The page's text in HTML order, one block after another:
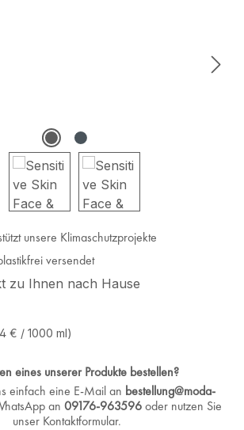
unsere Klimaschutzprojekte
versendet
zu Ihnen nach Hause
€ / 1000 ml)
eines unserer Produkte bestellen?
einfach eine E-Mail an bestellung@moda-
an 09176-963596oder nutzen Sie
unser Kontaktformular.